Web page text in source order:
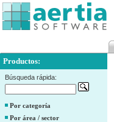
Productos:
Búsqueda rápida:
Por categoría
Por área / sector